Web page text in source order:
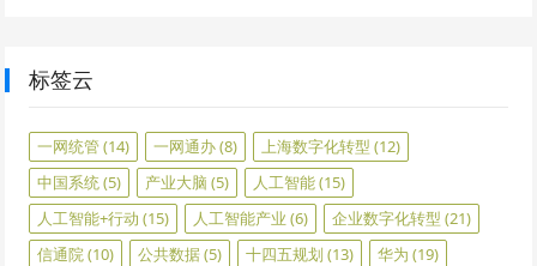
标签云
一网统管(14) 一网通办(8) 上海数字化转型 (12)
中国系统(5) 产业大脑 (5) 人工智能(15)
人工智能+行动 (15) 人工智能产业 (6) 企业数字化转型 (21)
信通院(10) 公共数据(5) 十四五规划 (13) 华为 (19)